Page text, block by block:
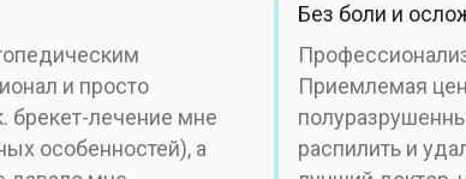
и просто
брекет-лечение мне
особенностей), а
Без боли и
Приемлемая
распилить и